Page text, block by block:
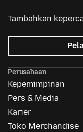
Tambahkan
Perusahaan
Kepemimpinan
Pers & Media
Karier
Toko Merchandise